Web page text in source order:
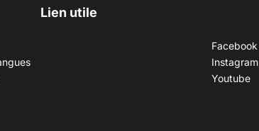
Lien utile
Facebook
Instagram
Youtube